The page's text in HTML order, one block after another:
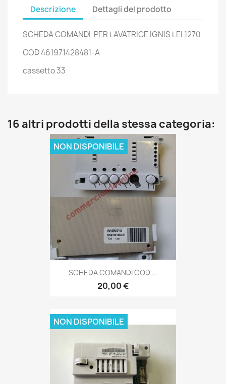
Descrizione Dettagli del prodotto
SCHEDA COMANDI PER LAVATRICE IGNIS LEI 1270
COD 461971428481-A
cassetto 33
16 altri prodotti della stessa categoria:
SCHEDA COMANDI COD....
20,00 €
NON DISPONIBILE
NON DISPONIBILE